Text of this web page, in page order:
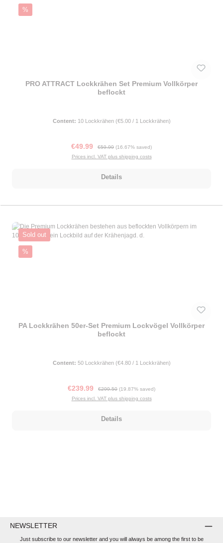
%Discount
PRO ATTRACT Lockkrähen Set Premium Vollkörper
beflockt
Content: 10 Lockkrähen (€5.00 / 1 Lockkrähen)
Sale price:
€49.99 Regular price:
€59.99 (16.67% saved)
Prices incl. VAT plus shipping costs
Details
Sold out
%Discount
PA Lockkrähen 50er-Set Premium Lockvögel Vollkörper
beflockt
Content: 50 Lockkrähen (€4.80 / 1 Lockkrähen)
Sale price:
€239.99 Regular price:
€299.50 (19.87% saved)
Prices incl. VAT plus shipping costs
Details
NEWSLETTER
Just subscribe to our newsletter and you will always be among the first to be